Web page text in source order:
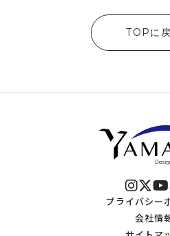
TOPに
プライバシー
会社情